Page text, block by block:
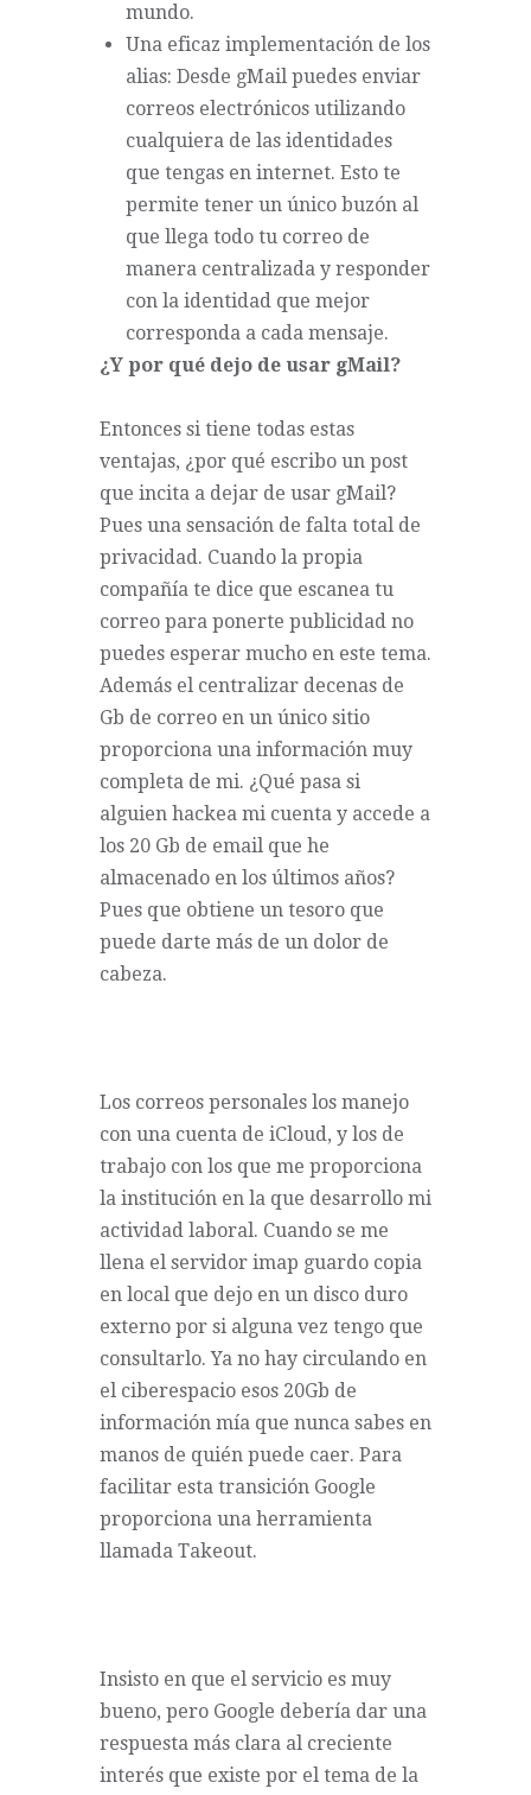
mundo.
Una eficaz implementación de los
alias: Desde gMail puedes enviar
correos electrónicos utilizando
cualquiera de las identidades
que tengas en internet. Esto te
permite tener un único buzón al
que llega todo tu correo de
manera centralizada y responder
con la identidad que mejor
corresponda a cada mensaje.
¿Y por qué dejo de usar gMail?
Entonces si tiene todas estas
ventajas, ¿por qué escribo un post
que incita a dejar de usar gMail?
Pues una sensación de falta total de
privacidad. Cuando la propia
compañía te dice que escanea tu
correo para ponerte publicidad no
puedes esperar mucho en este tema.
Además el centralizar decenas de
Gb de correo en un único sitio
proporciona una información muy
completa de mi. ¿Qué pasa si
alguien hackea mi cuenta y accede a
los 20 Gb de email que he
almacenado en los últimos años?
Pues que obtiene un tesoro que
puede darte más de un dolor de
cabeza.
Los correos personales los manejo
con una cuenta de iCloud, y los de
trabajo con los que me proporciona
la institución en la que desarrollo mi
actividad laboral. Cuando se me
llena el servidor imap guardo copia
en local que dejo en un disco duro
externo por si alguna vez tengo que
consultarlo. Ya no hay circulando en
el ciberespacio esos 20Gb de
información mía que nunca sabes en
manos de quién puede caer. Para
facilitar esta transición Google
proporciona una herramienta
llamada Takeout.
Insisto en que el servicio es muy
bueno, pero Google debería dar una
respuesta más clara al creciente
interés que existe por el tema de la